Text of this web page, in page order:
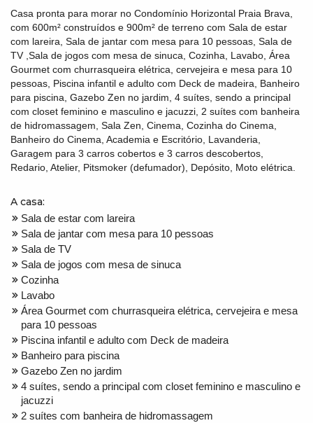
Casa pronta para morar no Condomínio Horizontal Praia Brava,
com 600m² construídos e 900m² de terreno com Sala de estar
com lareira, Sala de jantar com mesa para 10 pessoas, Sala de
TV ,Sala de jogos com mesa de sinuca, Cozinha, Lavabo, Área
Gourmet com churrasqueira elétrica, cervejeira e mesa para 10
pessoas, Piscina infantil e adulto com Deck de madeira, Banheiro
para piscina, Gazebo Zen no jardim, 4 suítes, sendo a principal
com closet feminino e masculino e jacuzzi, 2 suítes com banheira
de hidromassagem, Sala Zen, Cinema, Cozinha do Cinema,
Banheiro do Cinema, Academia e Escritório, Lavanderia,
Garagem para 3 carros cobertos e 3 carros descobertos,
Redario, Atelier, Pitsmoker (defumador), Depósito, Moto elétrica.
A casa:
Sala de estar com lareira
Sala de jantar com mesa para 10 pessoas
Sala de TV
Sala de jogos com mesa de sinuca
Cozinha
Lavabo
Área Gourmet com churrasqueira elétrica, cervejeira e mesa
para 10 pessoas
Piscina infantil e adulto com Deck de madeira
Banheiro para piscina
Gazebo Zen no jardim
4 suítes, sendo a principal com closet feminino e masculino e
jacuzzi
2 suítes com banheira de hidromassagem